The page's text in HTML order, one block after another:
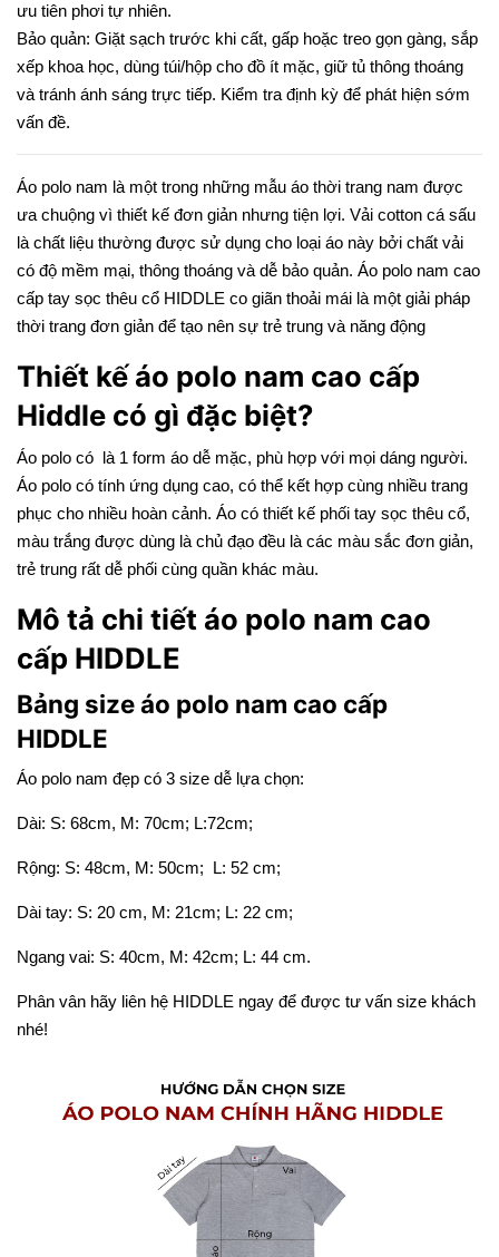
ưu tiên phơi tự nhiên.
Bảo quản: Giặt sạch trước khi cất, gấp hoặc treo gọn gàng, sắp
xếp khoa học, dùng túi/hộp cho đồ ít mặc, giữ tủ thông thoáng
và tránh ánh sáng trực tiếp. Kiểm tra định kỳ để phát hiện sớm
vấn đề.
Áo polo nam là một trong những mẫu áo thời trang nam được
ưa chuộng vì thiết kế đơn giản nhưng tiện lợi. Vải cotton cá sấu
là chất liệu thường được sử dụng cho loại áo này bởi chất vải
có độ mềm mại, thông thoáng và dễ bảo quản. Áo polo nam cao
cấp tay sọc thêu cổ HIDDLE co giãn thoải mái là một giải pháp
thời trang đơn giản để tạo nên sự trẻ trung và năng động
Thiết kế áo polo nam cao cấp
Hiddle có gì đặc biệt?
Áo polo có là 1 form áo dễ mặc, phù hợp với mọi dáng người.
Áo polo có tính ứng dụng cao, có thể kết hợp cùng nhiều trang
phục cho nhiều hoàn cảnh. Áo có thiết kế phối tay sọc thêu cổ,
màu trắng được dùng là chủ đạo đều là các màu sắc đơn giản,
trẻ trung rất dễ phối cùng quần khác màu.
Mô tả chi tiết áo polo nam cao
cấp HIDDLE
Bảng size áo polo nam cao cấp
HIDDLE
Áo polo nam đẹp có 3 size dễ lựa chọn:
Dài: S: 68cm, M: 70cm; L:72cm;
Rộng: S: 48cm, M: 50cm; L: 52 cm;
Dài tay: S: 20 cm, M: 21cm; L: 22 cm;
Ngang vai: S: 40cm, M: 42cm; L: 44 cm.
Phân vân hãy liên hệ HIDDLE ngay để được tư vấn size khách
nhé!